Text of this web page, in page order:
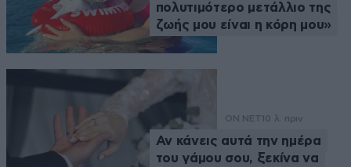
πολυτιμότερο μετάλλιο της
ζωής μου είναι η κόρη μου»
ON NET 10 λ. πριν
Αν κάνεις αυτά την ημέρα
του γάμου σου, ξεκίνα να